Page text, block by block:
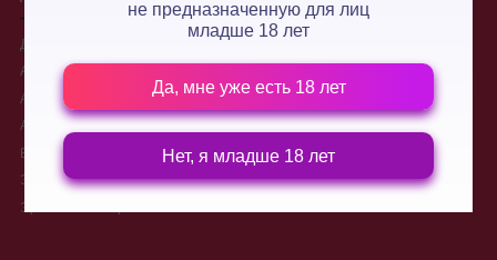
не предназначенную для лиц
младше 18 лет
Да, мне уже есть 18 лет
Нет, я младше 18 лет
Для двоих
Анальные стимуляторы
Анальные пробки
Анальные шарики, цепочки
Вибраторы для двоих
Электростимуляторы
Эротические игры
Доставка
Контакты
Новости
Условия обмена и возврата